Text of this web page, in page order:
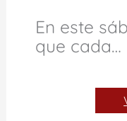
En este
que cada…